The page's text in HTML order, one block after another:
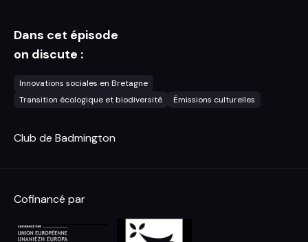
Dans cet épisode
on discute :
Innovations sociales en Bretagne
Transition écologique et biodiversité
Émissions culturelles
Club de Badmington
Cofinancé par